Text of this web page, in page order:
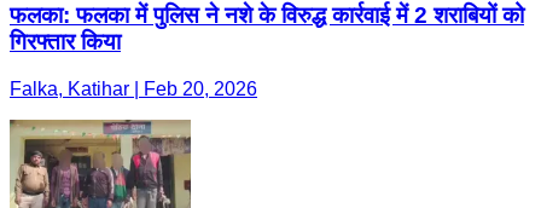
फलका: फलका में पुलिस ने नशे के विरुद्ध कार्रवाई में 2 शराबियों को
गिरफ्तार किया
Falka, Katihar | Feb 20, 2026